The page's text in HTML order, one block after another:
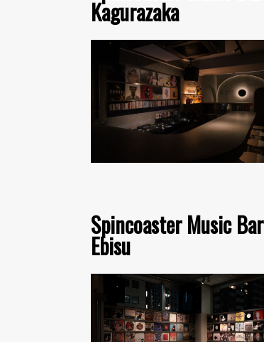
Kagurazaka
Spincoaster Music Bar
Ebisu